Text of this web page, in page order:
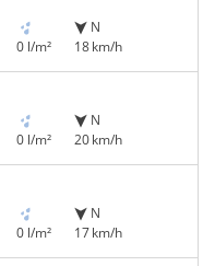
0 l/m²
N
18 km/h
0 l/m²
N
20 km/h
0 l/m²
N
17 km/h